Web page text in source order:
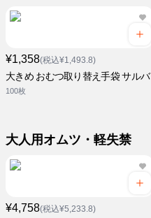
¥1,358(税込¥1,493.8)
大きめ おむつ取り替え手袋 サルバ
100枚
大人用オムツ・軽失禁
¥4,758(税込¥5,233.8)